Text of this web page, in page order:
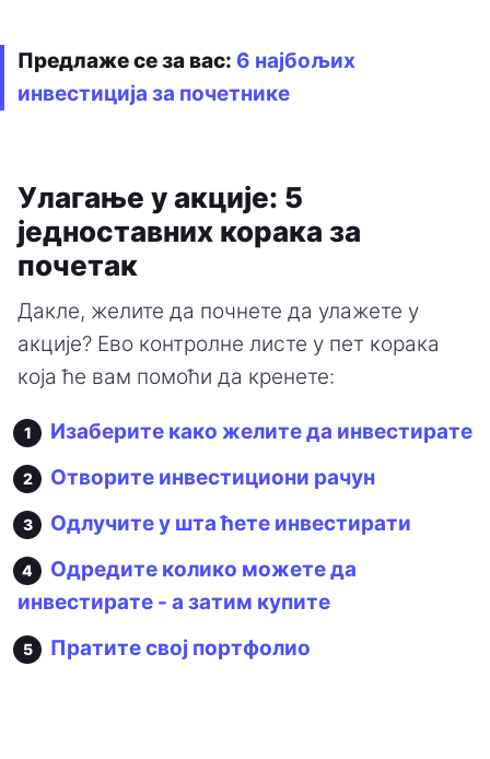
Предлаже се за вас: 6 најбољих
инвестиција за почетнике
Улагање у акције: 5
једноставних корака за
почетак
Дакле, желите да почнете да улажете у
акције? Ево контролне листе у пет корака
која ће вам помоћи да кренете:
Изаберите како желите да инвестирате
Отворите инвестициони рачун
Одлучите у шта ћете инвестирати
Одредите колико можете да
инвестирате - а затим купите
Пратите свој портфолио